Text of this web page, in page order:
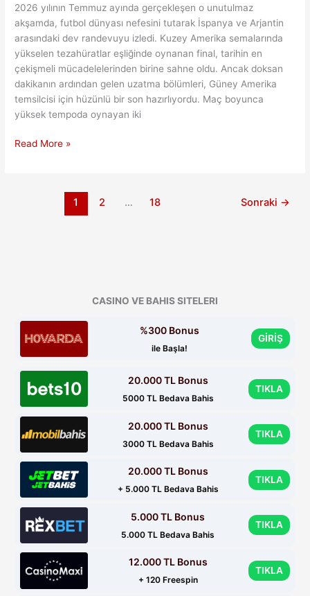
2026 yılının Temmuz ayında gerçekleşen o unutulmaz
akşamda, futbol dünyası nefesini tutarak İspanya ve Arjantin
arasındaki dev randevuyu izledi. Kuzey Amerika semalarında
yükselen tezahüratlar eşliğinde oynanan final, tarihin en
çekişmeli mücadelelerinden birine sahne oldu. Ancak doksan
dakikanın ardından gelen uzatma bölümleri, Güney Amerika
temsilcisi için hüzünlü bir son hazırlıyordu. Maç boyunca
yüksek tempoda oynayan iki
Arjantinli
Read More »
1 2 … 18 Sonraki →
CASINO VE BAHIS SITELERI
%300 Bonus
ile Başla!
GİRİŞ
20.000 TL Bonus
5000 TL Bedava Bahis
TIKLA
20.000 TL Bonus
3000 TL Bedava Bahis
TIKLA
20.000 TL Bonus
+ 5.000 TL Bedava Bahis
TIKLA
5.000 TL Bonus
5.000 TL Bedava Bahis
TIKLA
12.000 TL Bonus
+ 120 Freespin
TIKLA